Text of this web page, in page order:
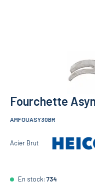
Fourchette
AMFOUASY30BR
Acier Brut
En stock: 734